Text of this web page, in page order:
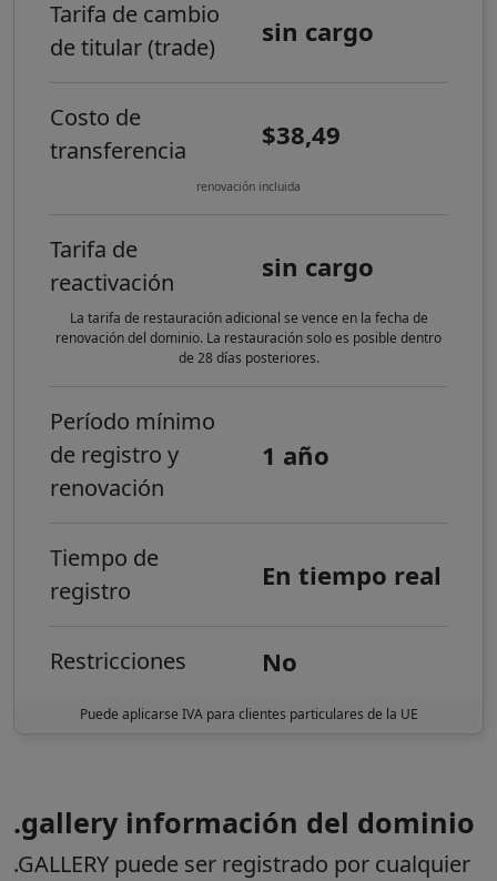
Tarifa de cambio
de titular (trade)
sin cargo
Costo de
transferencia
$38,49
renovación incluida
Tarifa de
reactivación
sin cargo
La tarifa de restauración adicional se vence en la fecha de
renovación del dominio. La restauración solo es posible dentro
de 28 días posteriores.
Período mínimo
de registro y
renovación
1 año
Tiempo de
registro
En tiempo real
Restricciones No
Puede aplicarse IVA para clientes particulares de la UE
.gallery información del dominio
.GALLERY puede ser registrado por cualquier